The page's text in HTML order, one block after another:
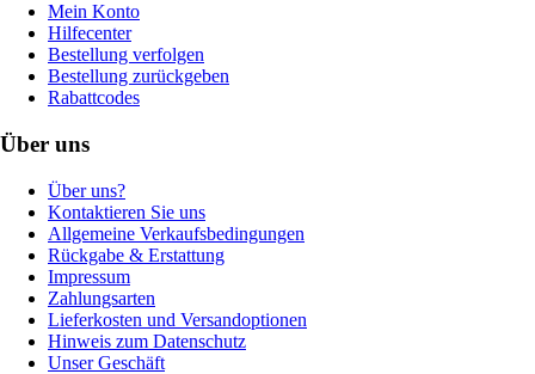
Mein Konto
Hilfecenter
Bestellung verfolgen
Bestellung zurückgeben
Rabattcodes
Über uns
Über uns?
Kontaktieren Sie uns
Allgemeine Verkaufsbedingungen
Rückgabe & Erstattung
Impressum
Zahlungsarten
Lieferkosten und Versandoptionen
Hinweis zum Datenschutz
Unser Geschäft